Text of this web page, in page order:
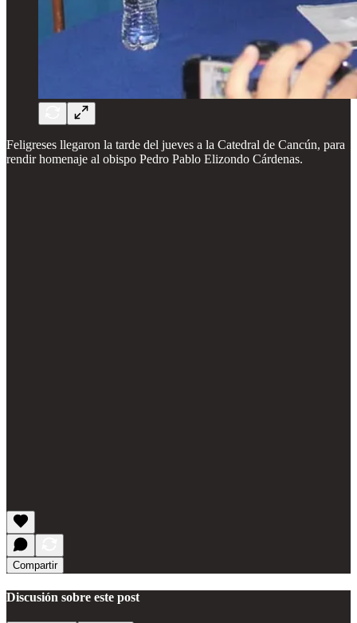
Feligreses llegaron la tarde del jueves a la Catedral de Cancún, para
rendir homenaje al obispo Pedro Pablo Elizondo Cárdenas.
Compartir
Discusión sobre este post